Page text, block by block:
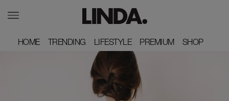
HOME
HOME TRENDING
TRENDING LIFESTYLE
LIFESTYLE PREMIUM
PREMIUM SHOP
SHOP